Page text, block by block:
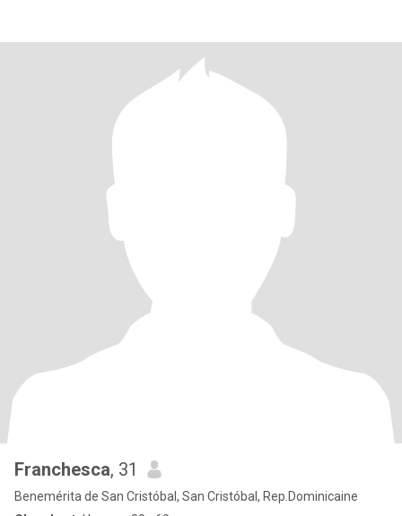
Franchesca, 31
Benemérita de San Cristóbal, San Cristóbal, Rep.Dominicaine